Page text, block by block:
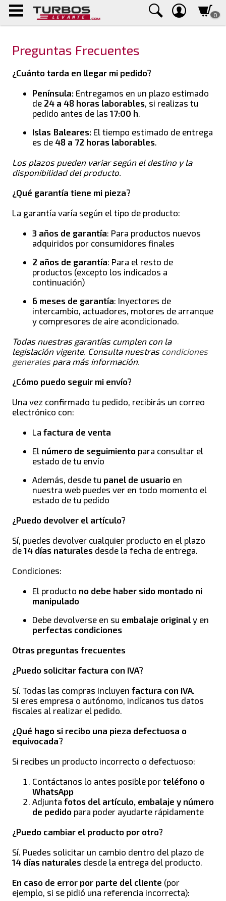
0
Preguntas Frecuentes
¿Cuánto tarda en llegar mi pedido?
Península: Entregamos en un plazo estimado
de 24 a 48 horas laborables, si realizas tu
pedido antes de las 17:00 h.
Islas Baleares: El tiempo estimado de entrega
es de 48 a 72 horas laborables.
Los plazos pueden variar según el destino y la
disponibilidad del producto.
¿Qué garantía tiene mi pieza?
La garantía varía según el tipo de producto:
3 años de garantía: Para productos nuevos
adquiridos por consumidores finales
2 años de garantía: Para el resto de
productos (excepto los indicados a
continuación)
6 meses de garantía: Inyectores de
intercambio, actuadores, motores de arranque
y compresores de aire acondicionado.
Todas nuestras garantías cumplen con la
legislación vigente. Consulta nuestras condiciones
generalespara más información.
¿Cómo puedo seguir mi envío?
Una vez confirmado tu pedido, recibirás un correo
electrónico con:
La factura de venta
El número de seguimiento para consultar el
estado de tu envío
Además, desde tu panel de usuario en
nuestra web puedes ver en todo momento el
estado de tu pedido
¿Puedo devolver el artículo?
Sí, puedes devolver cualquier producto en el plazo
de 14 días naturales desde la fecha de entrega.
Condiciones:
El producto no debe haber sido montado ni
manipulado
Debe devolverse en su embalaje original y en
perfectas condiciones
Otras preguntas frecuentes
¿Puedo solicitar factura con IVA?
Sí. Todas las compras incluyen factura con IVA.
Si eres empresa o autónomo, indícanos tus datos
fiscales al realizar el pedido.
¿Qué hago si recibo una pieza defectuosa o
equivocada?
Si recibes un producto incorrecto o defectuoso:
Contáctanos lo antes posible por teléfono o
WhatsApp
Adjunta fotos del artículo, embalaje y número
de pedido para poder ayudarte rápidamente
¿Puedo cambiar el producto por otro?
Sí. Puedes solicitar un cambio dentro del plazo de
14 días naturales desde la entrega del producto.
En caso de error por parte del cliente (por
ejemplo, si se pidió una referencia incorrecta):